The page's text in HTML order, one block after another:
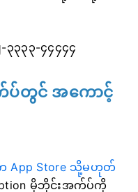
၃၃၃၃-၄၄၄၄၄
က်ပ်တွင် အကောင့်
App Store သို့မဟုတ်
မိုဘိုင်းအက်ပ်ကို